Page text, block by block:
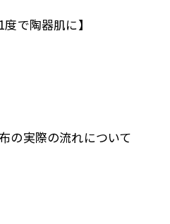
で陶器肌に】
の実際の流れについて